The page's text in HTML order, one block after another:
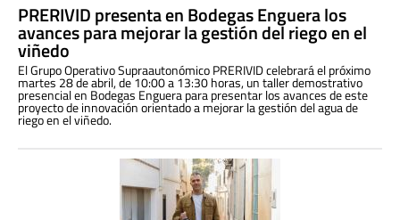
PRERIVID presenta en Bodegas Enguera los
avances para mejorar la gestión del riego en el
viñedo
El Grupo Operativo Supraautonómico PRERIVID celebrará el próximo
martes 28 de abril, de 10:00 a 13:30 horas, un taller demostrativo
presencial en Bodegas Enguera para presentar los avances de este
proyecto de innovación orientado a mejorar la gestión del agua de
riego en el viñedo.